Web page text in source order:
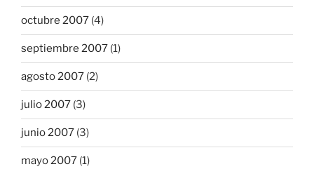
octubre 2007 (4)
septiembre 2007 (1)
agosto 2007 (2)
julio 2007 (3)
junio 2007 (3)
mayo 2007 (1)